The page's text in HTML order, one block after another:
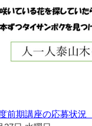
前期講座の応募状況